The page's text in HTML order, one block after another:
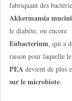
fabriquant des
Akkermansia
le diabète, ou encore
Eubacterium, qui a
raison pour laquelle le
PEAdevient de plus
sur le microbiote.